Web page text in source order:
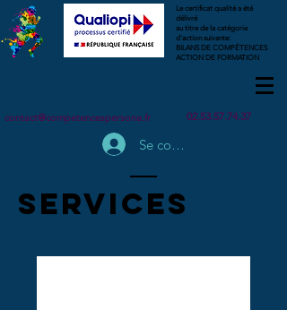
Le certificat qualité a été
délivré
au titre de la catégorie
d'action suivante:
BILANS DE COMPÉTENCES
ACTION DE FORMATION
contact@competencespersona.fr 02.53.57.74.37
Se connecter
SERVICES